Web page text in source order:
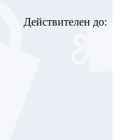
Действителен до: